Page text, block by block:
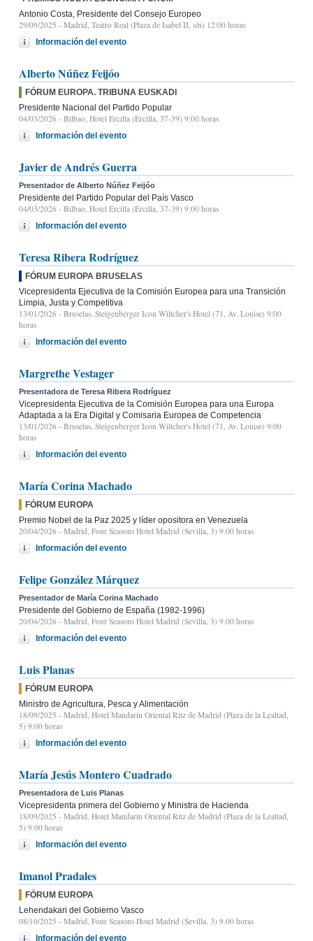
Antonio Costa, Presidente del Consejo Europeo
29/09/2025 - Madrid, Teatro Real (Plaza de Isabel II, s/n) 12:00 horas
Información del evento
Alberto Núñez Feijóo
FÓRUM EUROPA. TRIBUNA EUSKADI
Presidente Nacional del Partido Popular
04/03/2026 - Bilbao, Hotel Ercilla (Ercilla, 37-39) 9:00 horas
Información del evento
Javier de Andrés Guerra
Presentador de Alberto Núñez Feijóo
Presidente del Partido Popular del País Vasco
04/03/2026 - Bilbao, Hotel Ercilla (Ercilla, 37-39) 9:00 horas
Información del evento
Teresa Ribera Rodríguez
FÓRUM EUROPA BRUSELAS
Vicepresidenta Ejecutiva de la Comisión Europea para una Transición
Limpia, Justa y Competitiva
13/01/2026 - Bruselas, Steigenberger Icon Wiltcher's Hotel (71, Av. Louise) 9:00
horas
Información del evento
Margrethe Vestager
Presentadora de Teresa Ribera Rodríguez
Vicepresidenta Ejecutiva de la Comisión Europea para una Europa
Adaptada a la Era Digital y Comisaria Europea de Competencia
13/01/2026 - Bruselas, Steigenberger Icon Wiltcher's Hotel (71, Av. Louise) 9:00
horas
Información del evento
María Corina Machado
FÓRUM EUROPA
Premio Nobel de la Paz 2025 y líder opositora en Venezuela
20/04/2026 - Madrid, Four Seasons Hotel Madrid (Sevilla, 3) 9.00 horas
Información del evento
Felipe González Márquez
Presentador de María Corina Machado
Presidente del Gobierno de España (1982-1996)
20/04/2026 - Madrid, Four Seasons Hotel Madrid (Sevilla, 3) 9.00 horas
Información del evento
Luis Planas
FÓRUM EUROPA
Ministro de Agricultura, Pesca y Alimentación
18/09/2025 - Madrid, Hotel Mandarin Oriental Ritz de Madrid (Plaza de la Lealtad,
5) 9:00 horas
Información del evento
María Jesús Montero Cuadrado
Presentadora de Luis Planas
Vicepresidenta primera del Gobierno y Ministra de Hacienda
18/09/2025 - Madrid, Hotel Mandarin Oriental Ritz de Madrid (Plaza de la Lealtad,
5) 9:00 horas
Información del evento
Imanol Pradales
FÓRUM EUROPA
Lehendakari del Gobierno Vasco
08/10/2025 - Madrid, Four Seasons Hotel Madrid (Sevilla, 3) 9.00 horas
Información del evento